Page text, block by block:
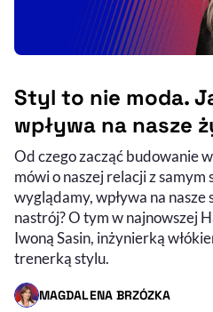
Styl to nie moda.
wpływa na nasze
Audycja do słuchania
Nagranie wideo
Od czego zacząć budowanie
mówi o naszej relacji z samym
wyglądamy, wpływa na nasze
nastrój? O tym w najnowszej
Iwoną Sasin, inżynierką
trenerką stylu.
MAGDALENA BRZÓZKA
- AUTOR ARTYKUŁU - PROFIL